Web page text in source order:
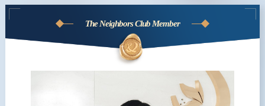
The Neighbors Club Member